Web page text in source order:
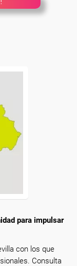
para impulsar
con los que
Consulta